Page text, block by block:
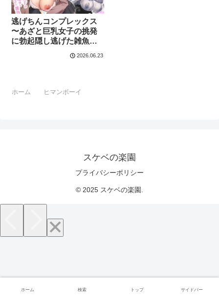
逃げちんコンプレックス
〜あざと巨乳女子の挑発
に勃起隠し逃げた雑魚
2026.06.23
ホーム ヒマンボーイ
スケベの楽園
プライバシーポリシー
© 2025 スケベの楽園.
ホーム 検索 トップ サイドバー